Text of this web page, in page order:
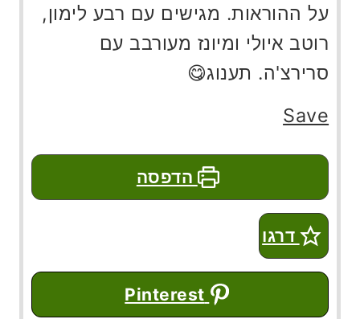
על ההוראות. מגישים עם רבע לימון,
רוטב איולי ומיונז מעורבב עם
סרירצ'ה. תענוג😋
Save
הדפסה
דרגו